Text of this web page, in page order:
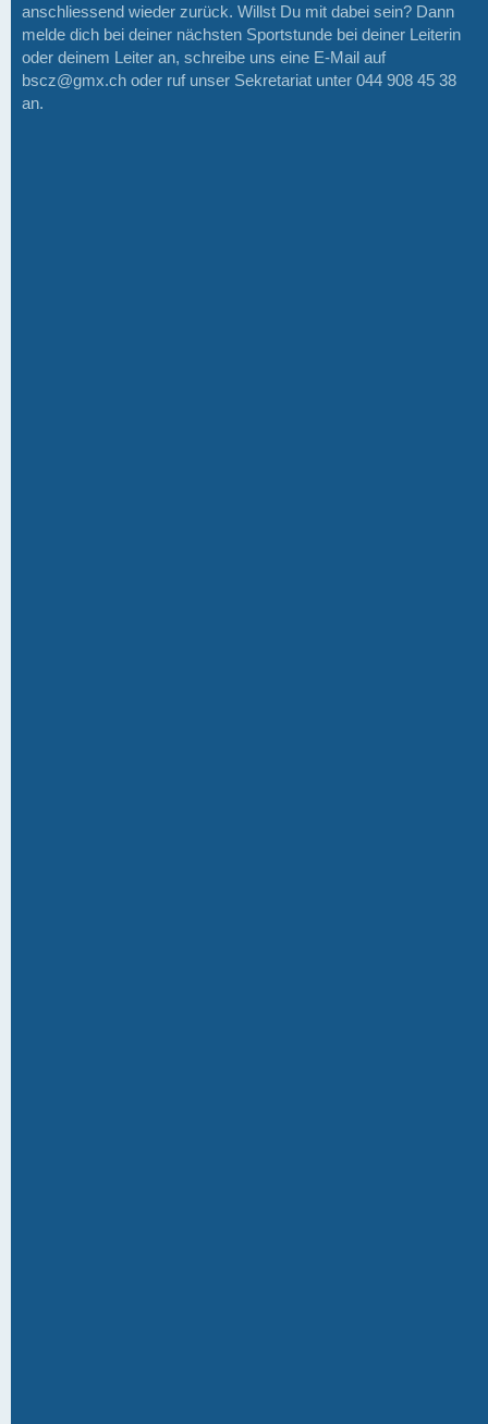
anschliessend wieder zurück. Willst Du mit dabei sein? Dann
melde dich bei deiner nächsten Sportstunde bei deiner Leiterin
oder deinem Leiter an, schreibe uns eine E-Mail auf
bscz@gmx.ch oder ruf unser Sekretariat unter 044 908 45 38
an.